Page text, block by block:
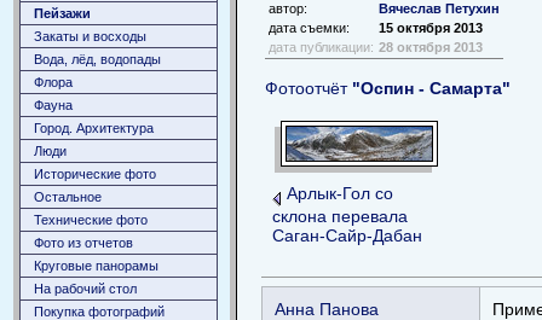
Пейзажи
Закаты и восходы
Вода, лёд, водопады
Флора
Фауна
Город. Архитектура
Люди
Исторические фото
Остальное
Технические фото
Фото из отчетов
Круговые панорамы
На рабочий стол
Покупка фотографий
автор:
Вячеслав Петухин
дата съемки:
15 октября 2013
дата публикации: 28 октября 2013
Фотоотчёт "Оспин - Самарта"
Арлык-Гол со
склона перевала
Саган-Сайр-Дабан
Анна Панова